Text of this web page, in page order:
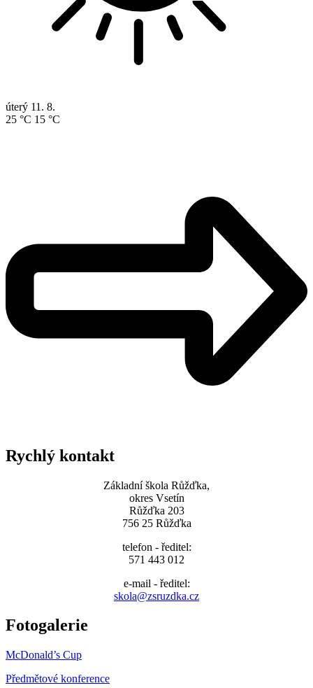
úterý 11. 8.
25 °C 15 °C
Rychlý kontakt
Základní škola Růžďka,
okres Vsetín
Růžďka 203
756 25 Růžďka
telefon - ředitel:
571 443 012
e-mail - ředitel:
skola@zsruzdka.cz
Fotogalerie
McDonald’s Cup
Předmětové konference